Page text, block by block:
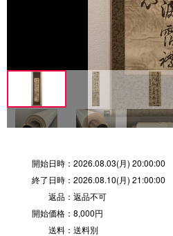
開始日時： 2026.08.03(月) 20:00:00
終了日時： 2026.08.10(月) 21:00:00
返品： 返品不可
開始価格： 8,000円
送料： 送料別